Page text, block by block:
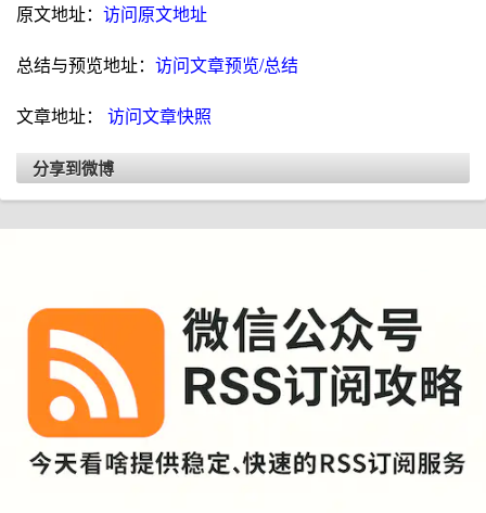
原文地址： 访问原文地址
总结与预览地址： 访问文章预览/总结
文章地址： 访问文章快照
分享到微博